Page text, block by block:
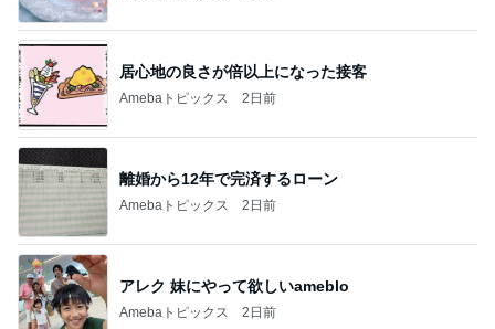
居心地の良さが倍以上になった接客
Amebaトピックス 2日前
離婚から12年で完済するローン
Amebaトピックス 2日前
アレク 妹にやって欲しいameblo
Amebaトピックス 2日前